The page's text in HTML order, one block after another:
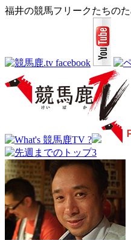
福井の競馬フリークたちの